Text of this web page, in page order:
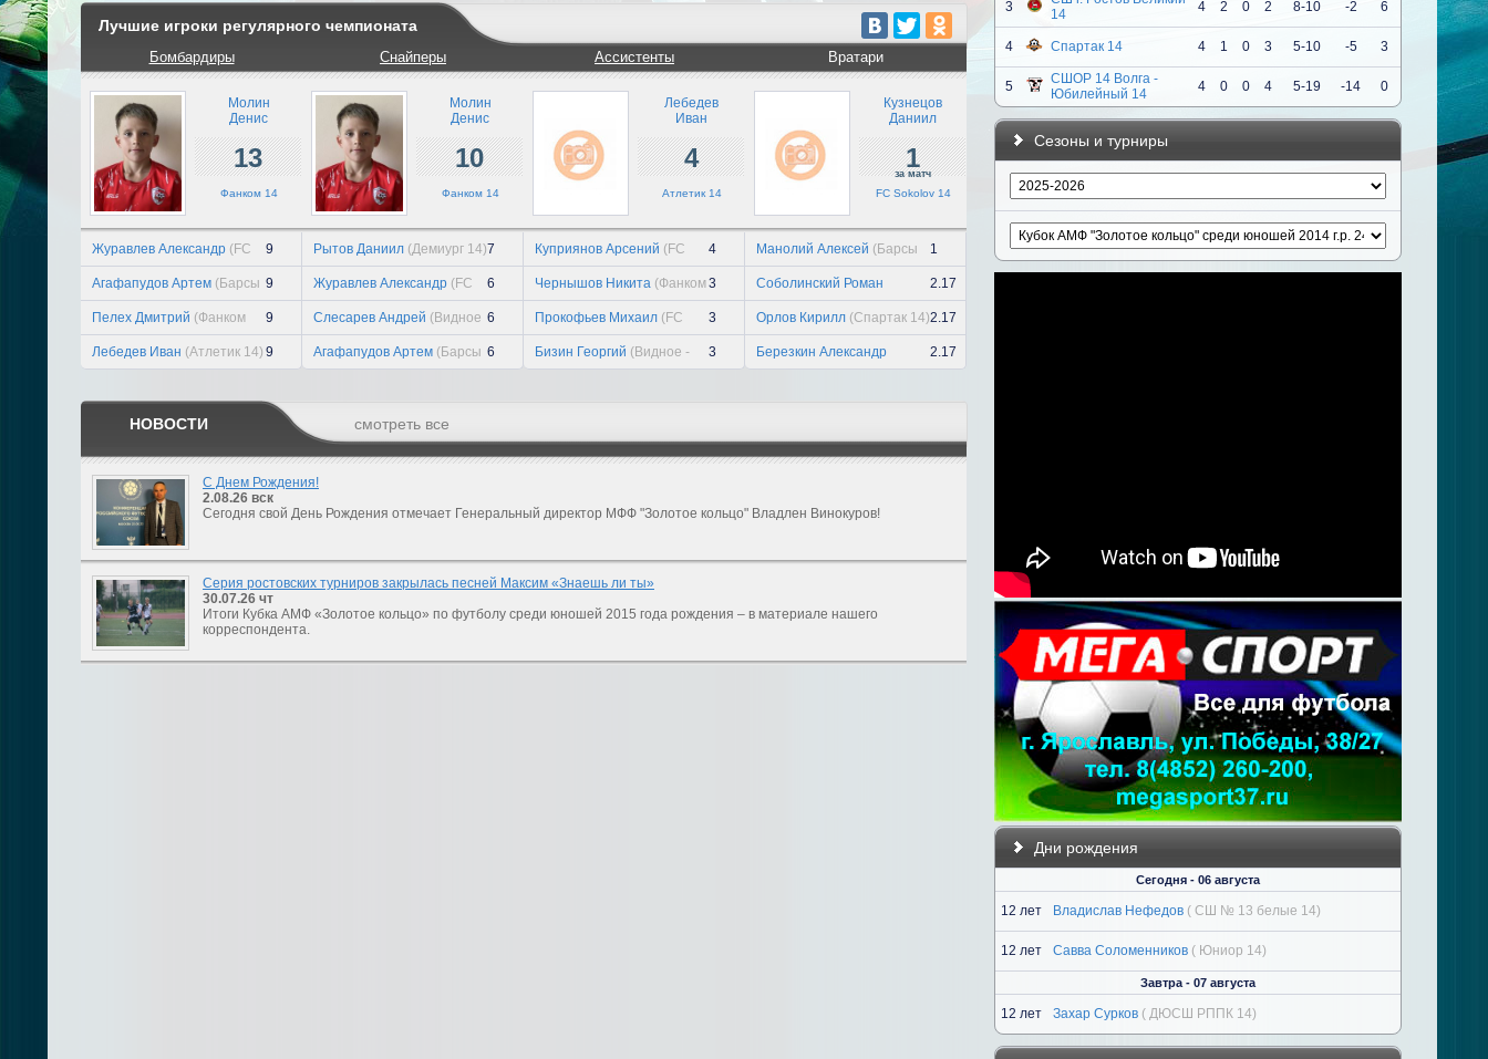
Третий финал «Юниора» и
триумф...
21 июля, вт
Павел Киселев
21 июля, вт
21 июля, вт
Лучшие игроки регулярного чемпионата
Бомбардиры
Молин
Денис
13
Фанком 14
Журавлев Александр (FC
Sokolov 14 )
9
Агафапудов Артем (Барсы
14)
9
Пелех Дмитрий (Фанком
14)
9
Лебедев Иван (Атлетик 14) 9
Снайперы
Молин
Денис
10
Фанком 14
Рытов Даниил (Демиург 14)7
Журавлев Александр (FC
Sokolov 14 )
6
Слесарев Андрей (Видное
- Развитие 14)
6
Агафапудов Артем (Барсы
14)
6
Ассистенты
Лебедев
Иван
4
Атлетик 14
Куприянов Арсений (FC
Sokolov 14 )
4
Чернышов Никита (Фанком
14)
3
Прокофьев Михаил (FC
Sokolov 14 )
3
Бизин Георгий (Видное -
Развитие 14)
3
Вратари
Кузнецов
Даниил
1
за матч
FC Sokolov 14
Манолий Алексей (Барсы
14)
1
Соболинский Роман
(Видное - Развитие 14)
2.17
Орлов Кирилл (Спартак 14)2.17
Березкин Александр
(Фанком 14)
2.17
НОВОСТИ смотреть все
С Днем Рождения!
2.08.26 вск
Сегодня свой День Рождения отмечает Генеральный директор МФФ "Золотое кольцо" Владлен Винокуров!
Серия ростовских турниров закрылась песней Максим «Знаешь ли ты»
30.07.26 чт
Итоги Кубка АМФ «Золотое кольцо» по футболу среди юношей 2015 года рождения – в материале нашего
корреспондента.
3
14
4 2 0 2 8-10 -2 6
4 Спартак 14 4 1 0 3 5-10 -5 3
5
СШОР 14 Волга -
Юбилейный 14
4 0 0 4 5-19 -14 0
Сезоны и турниры
Дни рождения
Сегодня - 06 августа
12 лет Владислав Нефедов ( СШ № 13 белые 14)
12 лет Савва Соломенников ( Юниор 14)
Завтра - 07 августа
12 лет Захар Сурков ( ДЮСШ РППК 14)